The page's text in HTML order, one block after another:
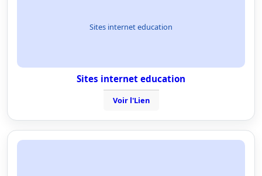
Sites internet education
Sites internet education
Voir l'Lien